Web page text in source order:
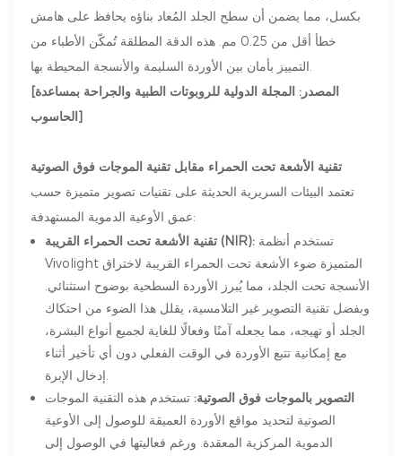
بكسل، مما يضمن أن سطح الجلد المُعاد بناؤه يحافظ على هامش
خطأ أقل من 0.25 مم. هذه الدقة المطلقة تُمكّن الأطباء من
[المصدر: المجلة الدولية للروبوتات الطبية والجراحة بمساعدة
الحاسوب]
تقنية الأشعة تحت الحمراء مقابل تقنية الموجات فوق الصوتية
تعتمد البيئات السريرية الحديثة على تقنيات تصوير متميزة حسب
عمق الأوعية الدموية المستهدفة:
تقنية الأشعة تحت الحمراء القريبة (NIR): تستخدم أنظمة
Vivolight المتميزة ضوء الأشعة تحت الحمراء القريبة لاختراق
الأنسجة تحت الجلد، مما يُبرز الأوردة السطحية بوضوح استثنائي.
وبفضل تقنية التصوير غير التلامسية، يقلل هذا الضوء من احتكاك
الجلد أو تهيجه، مما يجعله آمنًا وفعالًا للغاية لجميع أنواع البشرة،
مع إمكانية تتبع الأوردة في الوقت الفعلي دون أي تأخير أثناء
التصوير بالموجات فوق الصوتية: تستخدم هذه التقنية الموجات
الصوتية لتحديد مواقع الأوردة العميقة للوصول إلى الأوعية
الدموية المركزية المعقدة. ورغم فعاليتها في الوصول إلى